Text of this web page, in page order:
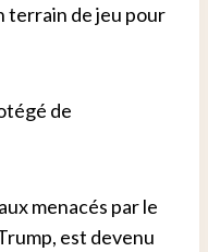
terrain de jeu pour
de
menacés par le
est devenu